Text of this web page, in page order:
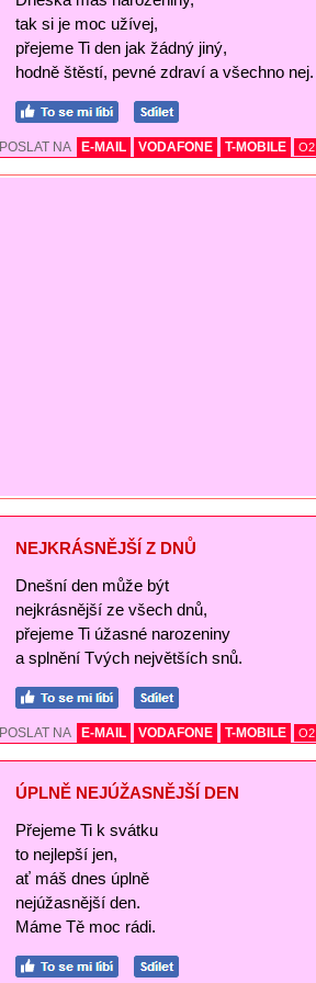
tak si je moc užívej,
přejeme Ti den jak žádný jiný,
hodně štěstí, pevné zdraví a všechno nej.
POSLAT NA E-MAIL VODAFONE T-MOBILE O2
NEJKRÁSNĚJŠÍ Z DNŮ
Dnešní den může být
nejkrásnější ze všech dnů,
přejeme Ti úžasné narozeniny
a splnění Tvých největších snů.
POSLAT NA E-MAIL VODAFONE T-MOBILE O2
ÚPLNĚ NEJÚŽASNĚJŠÍ DEN
Přejeme Ti k svátku
to nejlepší jen,
ať máš dnes úplně
nejúžasnější den.
Máme Tě moc rádi.